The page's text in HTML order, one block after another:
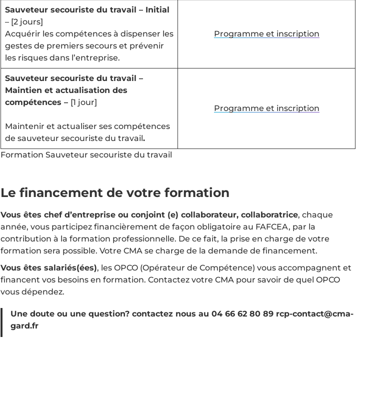
Sauveteur secouriste du travail – Initial
– [2 jours]
Acquérir les compétences à dispenser les
gestes de premiers secours et prévenir
les risques dans l’entreprise.
Programme et inscription
Sauveteur secouriste du travail –
Maintien et actualisation des
compétences – [1 jour]
Maintenir et actualiser ses compétences
de sauveteur secouriste du travail.
Programme et inscription
Formation Sauveteur secouriste du travail
Le financement de votre formation
Vous êtes chef d’entreprise ou conjoint (e) collaborateur, collaboratrice, chaque
année, vous participez financièrement de façon obligatoire au FAFCEA, par la
contribution à la formation professionnelle. De ce fait, la prise en charge de votre
formation sera possible. Votre CMA se charge de la demande de financement.
Vous êtes salariés(ées), les OPCO (Opérateur de Compétence) vous accompagnent et
financent vos besoins en formation. Contactez votre CMA pour savoir de quel OPCO
vous dépendez.
Une doute ou une question? contactez nous au 04 66 62 80 89 rcp-contact@cma-
gard.fr